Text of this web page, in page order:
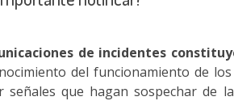
de incidentes
del funcionamiento de
señales que hagan sospechar de